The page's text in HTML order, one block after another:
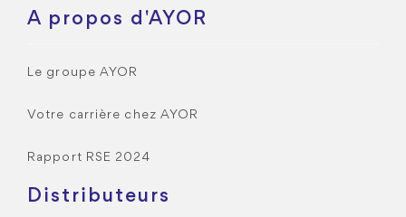
A propos d'AYOR
Le groupe AYOR
Votre carrière chez AYOR
Rapport RSE 2024
Distributeurs